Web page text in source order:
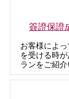
簽證保證
お客様によ
を受ける時
ランをご紹介